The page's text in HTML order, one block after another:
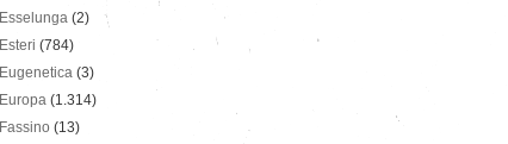
Esselunga (2)
Esteri (784)
Eugenetica (3)
Europa (1.314)
Fassino (13)